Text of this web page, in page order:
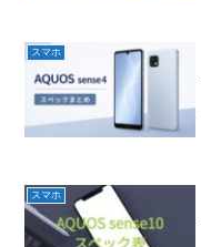
スマホ
スマホ